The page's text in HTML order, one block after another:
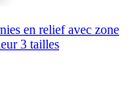
en relief avec zone
3 tailles